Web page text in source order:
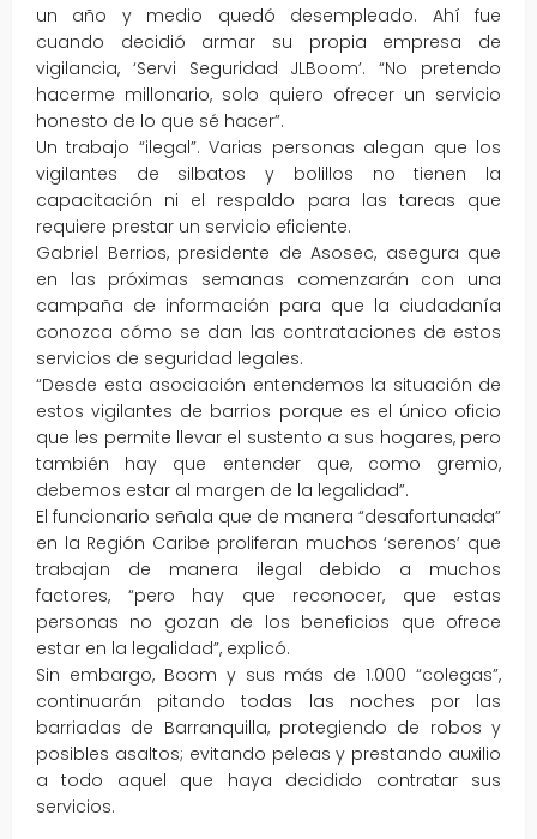
un año y medio quedó desempleado. Ahí fue
cuando decidió armar su propia empresa de
vigilancia, ‘Servi Seguridad JLBoom’. “No pretendo
hacerme millonario, solo quiero ofrecer un servicio
honesto de lo que sé hacer”.
Un trabajo “ilegal”. Varias personas alegan que los
vigilantes de silbatos y bolillos no tienen la
capacitación ni el respaldo para las tareas que
requiere prestar un servicio eficiente.
Gabriel Berrios, presidente de Asosec, asegura que
en las próximas semanas comenzarán con una
campaña de información para que la ciudadanía
conozca cómo se dan las contrataciones de estos
servicios de seguridad legales.
“Desde esta asociación entendemos la situación de
estos vigilantes de barrios porque es el único oficio
que les permite llevar el sustento a sus hogares, pero
también hay que entender que, como gremio,
debemos estar al margen de la legalidad”.
El funcionario señala que de manera “desafortunada”
en la Región Caribe proliferan muchos ‘serenos’ que
trabajan de manera ilegal debido a muchos
factores, “pero hay que reconocer, que estas
personas no gozan de los beneficios que ofrece
estar en la legalidad”, explicó.
Sin embargo, Boom y sus más de 1.000 “colegas”,
continuarán pitando todas las noches por las
barriadas de Barranquilla, protegiendo de robos y
posibles asaltos; evitando peleas y prestando auxilio
a todo aquel que haya decidido contratar sus
servicios.